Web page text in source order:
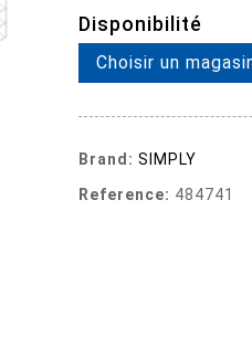
Disponibilité
Choisir un
Brand: SIMPLY
Reference: 484741